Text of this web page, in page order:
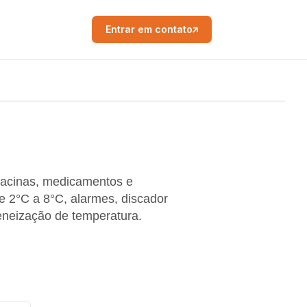
Entrar em contato
medicamentos e
2°C a 8°C, alarmes, discador
de temperatura.